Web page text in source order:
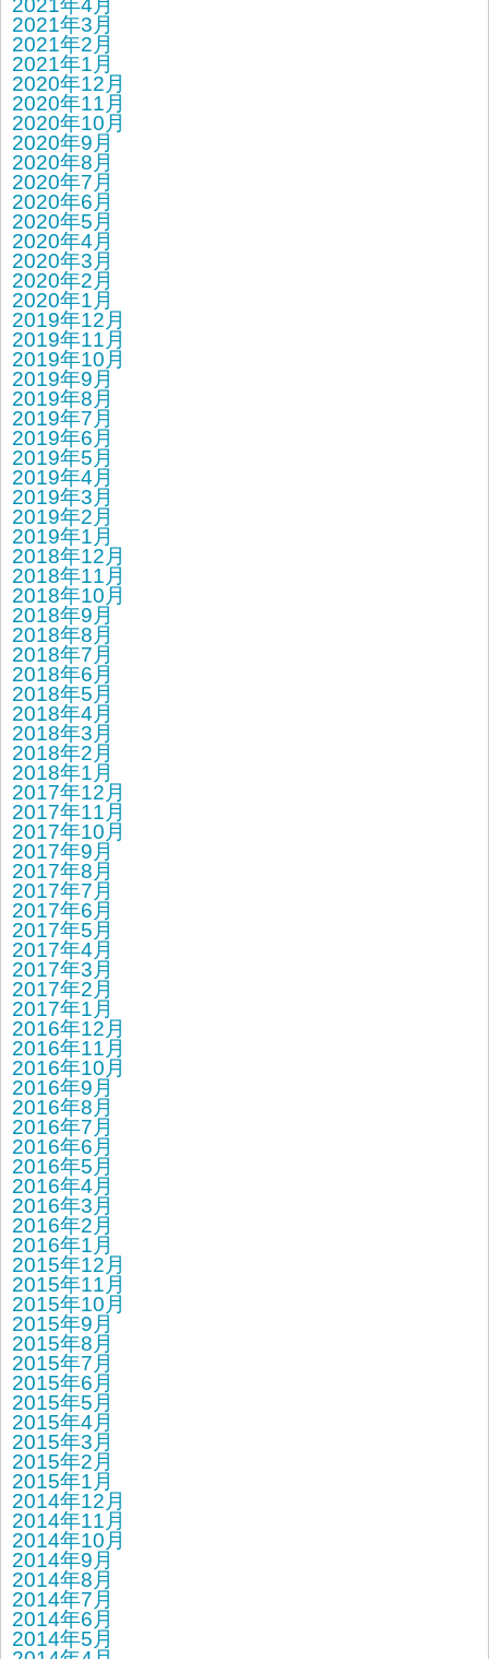
2021年3月
2021年2月
2021年1月
2020年12月
2020年11月
2020年10月
2020年9月
2020年8月
2020年7月
2020年6月
2020年5月
2020年4月
2020年3月
2020年2月
2020年1月
2019年12月
2019年11月
2019年10月
2019年9月
2019年8月
2019年7月
2019年6月
2019年5月
2019年4月
2019年3月
2019年2月
2019年1月
2018年12月
2018年11月
2018年10月
2018年9月
2018年8月
2018年7月
2018年6月
2018年5月
2018年4月
2018年3月
2018年2月
2018年1月
2017年12月
2017年11月
2017年10月
2017年9月
2017年8月
2017年7月
2017年6月
2017年5月
2017年4月
2017年3月
2017年2月
2017年1月
2016年12月
2016年11月
2016年10月
2016年9月
2016年8月
2016年7月
2016年6月
2016年5月
2016年4月
2016年3月
2016年2月
2016年1月
2015年12月
2015年11月
2015年10月
2015年9月
2015年8月
2015年7月
2015年6月
2015年5月
2015年4月
2015年3月
2015年2月
2015年1月
2014年12月
2014年11月
2014年10月
2014年9月
2014年8月
2014年7月
2014年6月
2014年5月